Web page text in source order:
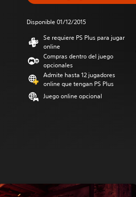
Disponible 01/12/2015
Se requiere PS Plus para jugar
online
Compras dentro del juego
opcionales
Admite hasta 12 jugadores
online que tengan PS Plus
Juego online opcional